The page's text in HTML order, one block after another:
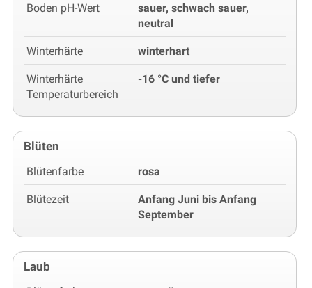
Boden pH-Wert
sauer, schwach sauer,
neutral
Winterhärte winterhart
Winterhärte
Temperaturbereich
-16 °C und tiefer
Blüten
Blütenfarbe rosa
Blütezeit
Anfang Juni bis Anfang
September
Laub